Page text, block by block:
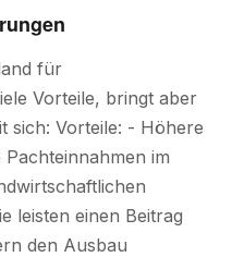
für
Vorteile, bringt aber
sich: Vorteile: - Höhere
im
leisten einen Beitrag
den Ausbau